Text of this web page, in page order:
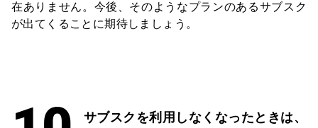
在ありません。今後、そのようなプランのあるサブスク
が出てくることに期待しましょう。
サブスクを利用しなくなったときは、